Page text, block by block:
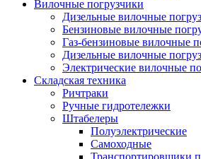
Вилочные погрузчики
Дизельные вилочные
Бензиновые вилочные
Газ-бензиновые вилочные
Дизельные вилочные
Электрические вилочные
Складская техника
Ричтраки
Ручные гидротележки
Штабелеры
Полуэлектрические
Самоходные
Транспортировщики